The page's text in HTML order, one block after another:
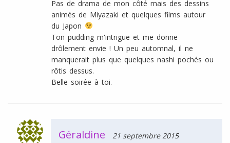
Pas de drama de mon côté mais des dessins
animés de Miyazaki et quelques films autour
du Japon
Ton pudding m'intrigue et me donne
drôlement envie ! Un peu automnal, il ne
manquerait plus que quelques nashi pochés ou
rôtis dessus.
Belle soirée à toi.
Géraldine
21 septembre 2015